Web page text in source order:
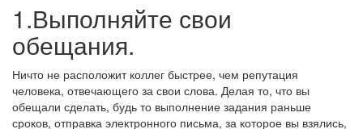
1.Выполняйте свои
обещания.
Ничто не расположит коллег быстрее, чем репутация
человека, отвечающего за свои слова. Делая то, что вы
обещали сделать, будь то выполнение задания раньше
сроков, отправка электронного письма, за которое вы взялись,